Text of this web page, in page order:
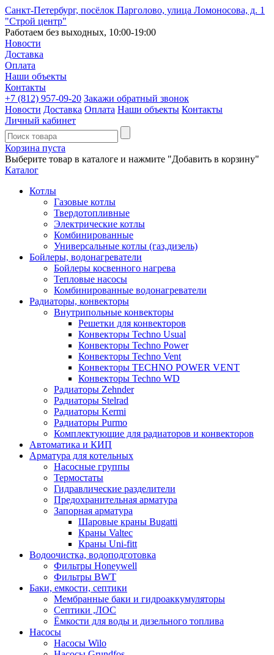
Санкт-Петербург, посёлок Парголово, улица Ломоносова, д. 1
"Строй центр"
Работаем без выходных, 10:00-19:00
Новости
Доставка
Оплата
Наши объекты
Контакты
+7 (812) 957-09-20 Закажи обратный звонок
Новости Доставка Оплата Наши объекты Контакты
Личный кабинет
Корзина пуста
Выберите товар в каталоге и нажмите "Добавить в корзину"
Каталог
Котлы
Газовые котлы
Твердотопливные
Электрические котлы
Комбинированные
Универсальные котлы (газ,дизель)
Бойлеры, водонагреватели
Бойлеры косвенного нагрева
Тепловые насосы
Комбинированные водонагреватели
Радиаторы, конвекторы
Внутрипольные конвекторы
Решетки для конвекторов
Конвекторы Techno Usual
Конвекторы Techno Power
Конвекторы Techno Vent
Конвекторы TECHNO POWER VENT
Конвекторы Techno WD
Радиаторы Zehnder
Радиаторы Stelrad
Радиаторы Kermi
Радиаторы Purmo
Комплектующие для радиаторов и конвекторов
Автоматика и КИП
Арматура для котельных
Насосные группы
Термостаты
Гидравлические разделители
Предохранительная арматура
Запорная арматура
Шаровые краны Bugatti
Краны Valtec
Краны Uni-fitt
Водоочистка, водоподготовка
Фильтры Honeywell
Фильтры BWT
Баки, емкости, септики
Мембранные баки и гидроаккумуляторы
Септики ,ЛОС
Ёмкости для воды и дизельного топлива
Насосы
Насосы Wilo